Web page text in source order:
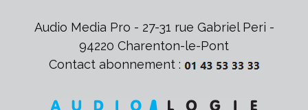
Audio Media Pro - 27-31 rue Gabriel Peri -
94220 Charenton-le-Pont
Contact abonnement :